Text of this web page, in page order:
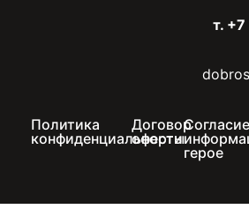
т.
Политика
конфиденциальности
Договор
оферты
герое